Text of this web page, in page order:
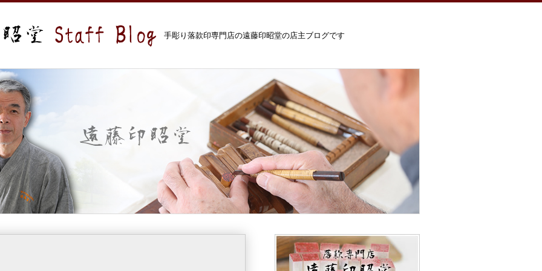
手彫り落款印専門店の遠藤印昭堂の店主ブログです